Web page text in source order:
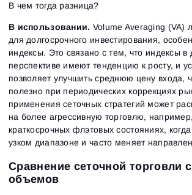
В чем тогда разница?
В использовании. Volume Averaging (VA)
для долгосрочного инвестирования,
индексы. Это связано с тем, что индексы в
перспективе имеют тенденцию к росту, и
позволяет улучшить среднюю цену входа,
полезно при периодических коррекциях
применения сеточных стратегий может
на более агрессивную торговлю,
краткосрочных флэтовых состояниях,
узком диапазоне и часто меняет
Сравнение сеточной торговли
объемов